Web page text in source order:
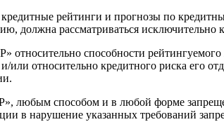
рейтинги и прогнозы по
должна рассматриваться
способности рейтингуемого
или относительно кредитного риска его
любым способом и в любой форме
в нарушение указанных требований